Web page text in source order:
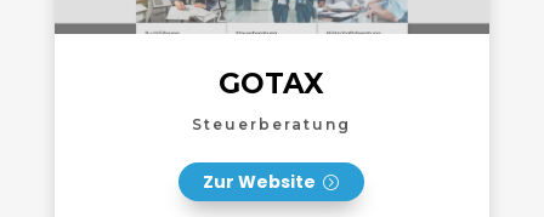
Zur Website